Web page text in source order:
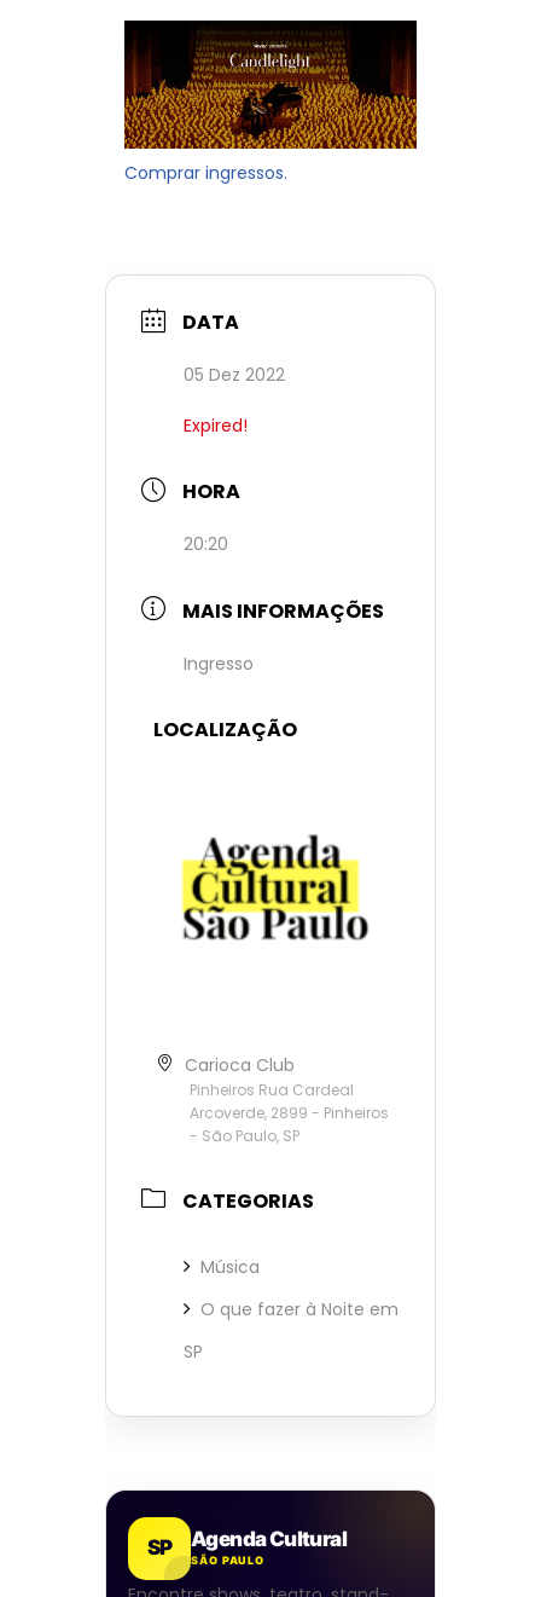
Comprar ingressos.
DATA
05 Dez 2022
Expired!
HORA
20:20
MAIS INFORMAÇÕES
Ingresso
LOCALIZAÇÃO
Carioca Club
Pinheiros Rua Cardeal
Arcoverde, 2899 - Pinheiros
- São Paulo, SP
CATEGORIAS
Música
O que fazer à Noite em
SP
SP Agenda Cultural
SÃO PAULO